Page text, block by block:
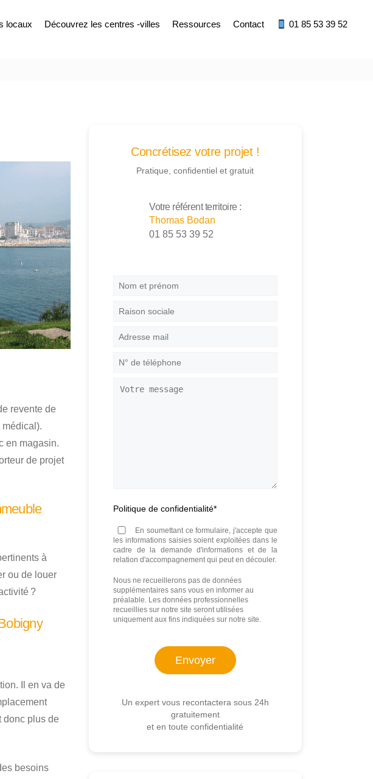
locaux Découvrez les centres -villes Ressources Contact 01 85 53 39 52
revente de
en magasin.
de projet
à
ou de louer
?
Il en va de
donc plus de
besoins
Concrétisez votre projet !
Pratique, confidentiel et gratuit
Votre référent territoire :
Thomas Bodan
01 85 53 39 52
Nom
prénom*
Raison
Adresse
N°
téléphone*
Votre
Politique de confidentialité*
En soumettant ce formulaire, j'accepte que
les informations saisies soient exploitées dans le
cadre de la demande d'informations et de la
relation d'accompagnement qui peut en découler.
Nous ne recueillerons pas de données
supplémentaires sans vous en informer au
préalable. Les données professionnelles
recueillies sur notre site seront utilisées
uniquement aux fins indiquées sur notre site.
Un expert vous recontactera sous 24h
gratuitement
et en toute confidentialité